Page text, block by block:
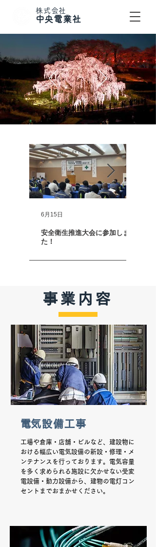
株式会社
​中央電業社
安全衛生推進大会に参加しまし
た！
6月15日
事業内容
​電気設備工事
工場や倉庫・店舗・ビルなど、建設物に
おける幅広い電気設備の新設・修理・メ
ンテナンスを行っております。電気容量
を多く求められる施設に欠かせない受変
電設備・動力設備から、建物の電灯コン
セントまでおまかせください。